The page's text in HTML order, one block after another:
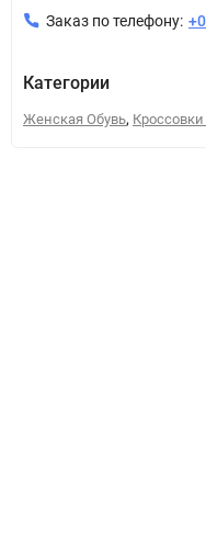
Заказ по телефону:
Категории
Женская Обувь,